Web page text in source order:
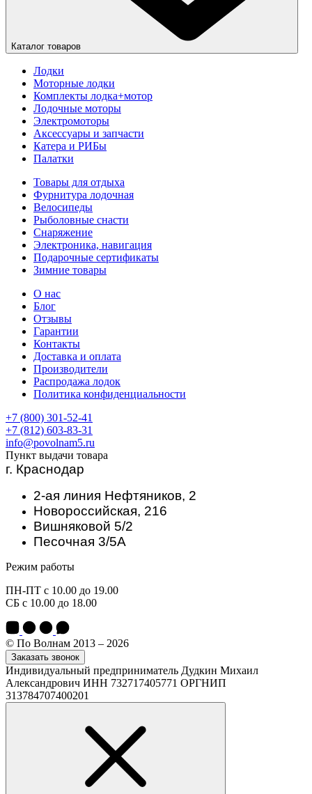
Каталог товаров
Лодки
Моторные лодки
Комплекты лодка+мотор
Лодочные моторы
Электромоторы
Аксессуары и запчасти
Катера и РИБы
Палатки
Товары для отдыха
Фурнитура лодочная
Велосипеды
Рыболовные снасти
Снаряжение
Электроника, навигация
Подарочные сертификаты
Зимние товары
О нас
Блог
Отзывы
Гарантии
Контакты
Доставка и оплата
Производители
Распродажа лодок
Политика конфиденциальности
+7 (800) 301-52-41
+7 (812) 603-83-31
info@povolnam5.ru
Пункт выдачи товара
г. Краснодар
2-ая линия Нефтяников, 2
Новороссийская, 216
Вишняковой 5/2
Песочная 3/5А
Режим работы
ПН-ПТ с 10.00 до 19.00
СБ с 10.00 до 18.00
© По Волнам 2013 – 2026
Заказать звонок
Индивидуальный предприниматель Дудкин Михаил
Александрович ИНН 732717405771 ОРГНИП
313784707400201